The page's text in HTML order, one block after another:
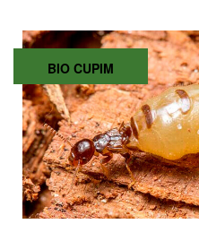
BIO CUPIM